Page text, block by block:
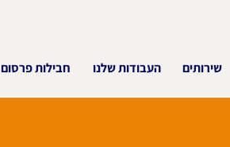
שירותים העבודות שלנו חבילות פרסום